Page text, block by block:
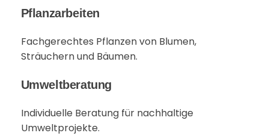
Pflanzarbeiten
Fachgerechtes Pflanzen von Blumen,
Sträuchern und Bäumen.
Umweltberatung
Individuelle Beratung für nachhaltige
Umweltprojekte.